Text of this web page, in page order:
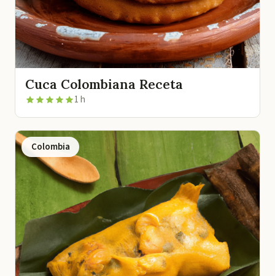
Cuca Colombiana Receta
1 h
Colombia